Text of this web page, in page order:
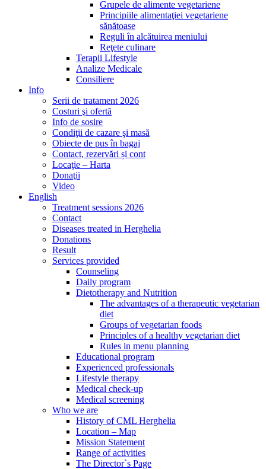
Grupele de alimente vegetariene
Principiile alimentaţiei vegetariene
sănătoase
Reguli în alcătuirea meniului
Reţete culinare
Terapii Lifestyle
Analize Medicale
Consiliere
Info
Serii de tratament 2026
Costuri şi ofertă
Info de sosire
Condiţii de cazare şi masă
Obiecte de pus în bagaj
Contact, rezervări și cont
Locaţie – Harta
Donaţii
Video
English
Treatment sessions 2026
Contact
Diseases treated in Herghelia
Donations
Result
Services provided
Counseling
Daily program
Dietotherapy and Nutrition
The advantages of a therapeutic vegetarian
diet
Groups of vegetarian foods
Principles of a healthy vegetarian diet
Rules in menu planning
Educational program
Experienced professionals
Lifestyle therapy
Medical check-up
Medical screening
Who we are
History of CML Herghelia
Location – Map
Mission Statement
Range of activities
The Director`s Page